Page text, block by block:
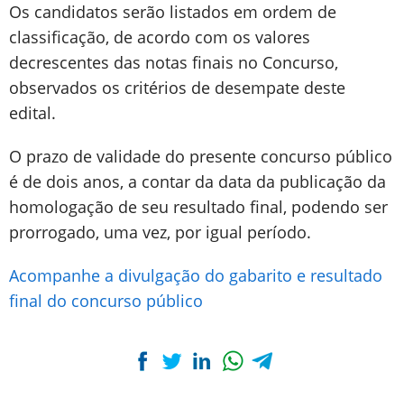
Os candidatos serão listados em ordem de
classificação, de acordo com os valores
decrescentes das notas finais no Concurso,
observados os critérios de desempate deste
edital.
O prazo de validade do presente concurso público
é de dois anos, a contar da data da publicação da
homologação de seu resultado final, podendo ser
prorrogado, uma vez, por igual período.
Acompanhe a divulgação do gabarito e resultado
final do concurso público